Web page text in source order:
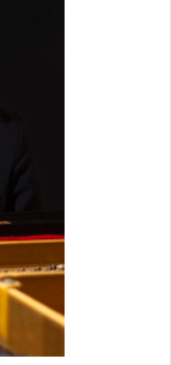
ら
ス
が率
。
ージ
短編
映
チ
映画
」
ーカ
別賞